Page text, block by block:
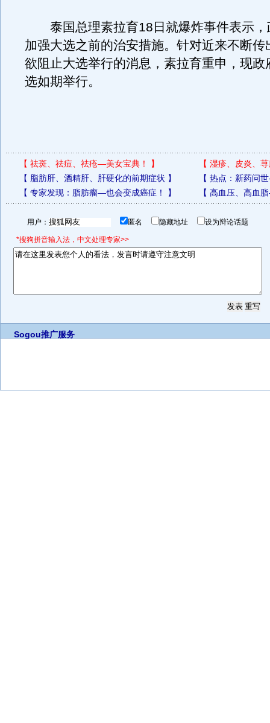
泰国总理素拉育18日就爆炸事件表示，
加强大选之前的治安措施。针对近来不断传
欲阻止大选举行的消息，素拉育重申，现政
选如期举行。
【 祛斑、祛痘、祛疮—美女宝典！ 】 【 湿疹、皮炎、
【 脂肪肝、酒精肝、肝硬化的前期症状 】 【 热点：新药问
【 专家发现：脂肪瘤—也会变成癌症！ 】 【 高血压、高血
用户： 匿名 隐藏地址 设为辩论话题
*搜狗拼音输入法，中文处理专家>>
Sogou推广服务